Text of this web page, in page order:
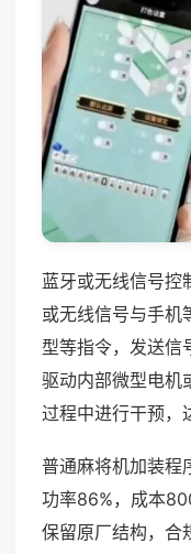
蓝牙或无线信号控
或无线信号与手机
型等指令，发送信
驱动内部微型电机
过程中进行干预，
普通麻将机加装程
功率86%，成本
保留原厂结构，合